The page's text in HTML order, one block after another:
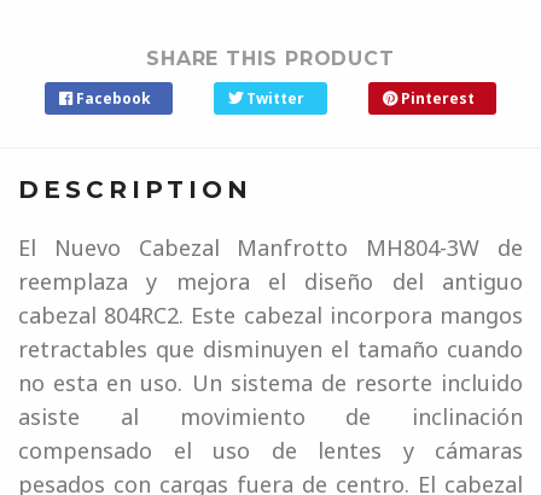
SHARE THIS PRODUCT
Facebook Twitter Pinterest
DESCRIPTION
El Nuevo Cabezal Manfrotto MH804-3W de
reemplaza y mejora el diseño del antiguo
cabezal 804RC2. Este cabezal incorpora mangos
retractables que disminuyen el tamaño cuando
no esta en uso. Un sistema de resorte incluido
asiste al movimiento de inclinación
compensado el uso de lentes y cámaras
pesados con cargas fuera de centro. El cabezal